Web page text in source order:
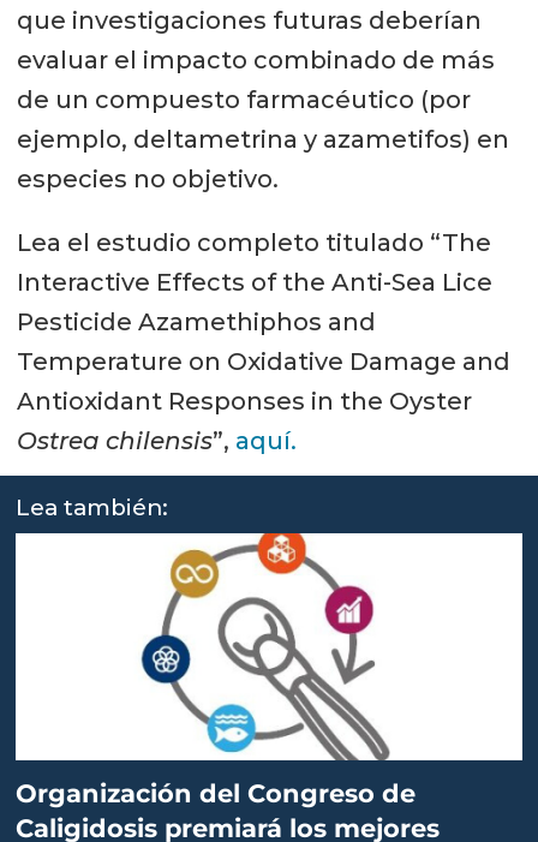
que investigaciones futuras deberían
evaluar el impacto combinado de más
de un compuesto farmacéutico (por
ejemplo, deltametrina y azametifos) en
especies no objetivo.
Lea el estudio completo titulado “The
Interactive Effects of the Anti-Sea Lice
Pesticide Azamethiphos and
Temperature on Oxidative Damage and
Antioxidant Responses in the Oyster
Ostrea chilensis”, aquí.
Lea también:
Organización del Congreso de
Caligidosis premiará los mejores